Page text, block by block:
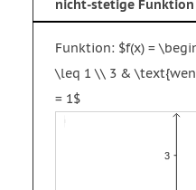
nicht-stetige Funktion
Funktion: $f(x) =
\leq 1 \\ 3 &
= 1$